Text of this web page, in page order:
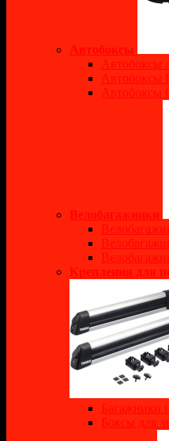
Автобоксы
Автобоксы
Автобоксы
Автобоксы
Велобагажники
Крепления для
Багажники
Боксы для